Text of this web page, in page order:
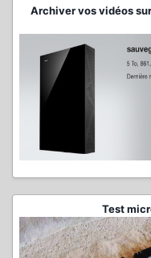
Archiver vos vidéos
Test